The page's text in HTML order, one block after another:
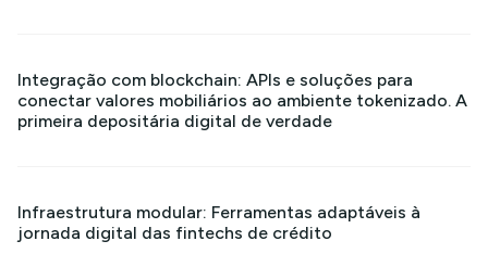
Integração com blockchain: APIs e soluções para
conectar valores mobiliários ao ambiente tokenizado. A
primeira depositária digital de verdade
Infraestrutura modular: Ferramentas adaptáveis à
jornada digital das fintechs de crédito